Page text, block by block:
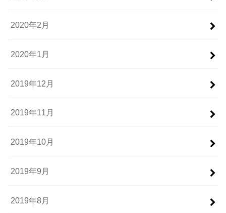
2020年2月
2020年1月
2019年12月
2019年11月
2019年10月
2019年9月
2019年8月